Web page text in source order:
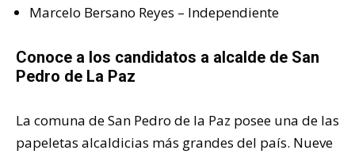
Marcelo Bersano Reyes – Independiente
Conoce a los candidatos a alcalde de San
Pedro de La Paz
La comuna de San Pedro de la Paz posee una de las
papeletas alcaldicias más grandes del país. Nueve